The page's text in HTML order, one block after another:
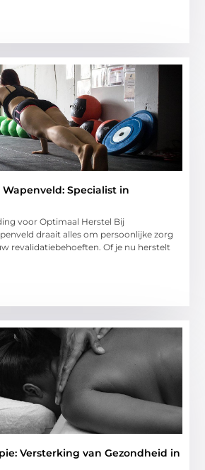
Specialist in
voor Optimaal Herstel Bij
draait alles om persoonlijke zorg
revalidatiebehoeften. Of je nu herstelt
Versterking van Gezondheid in